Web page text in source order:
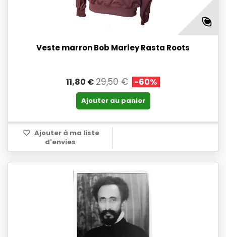
Veste marron Bob Marley Rasta Roots
11,80 €29,50 € -60%
Ajouter au panier
Ajouter à ma liste
d'envies